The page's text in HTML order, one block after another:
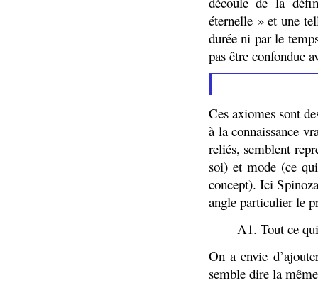
éternelle » et une
durée ni par le
pas être confondue
Ces axiomes sont
à la connaissance
reliés, semblent
soi) et mode (ce
concept). Ici
angle particulier le
A1. Tout ce
On a envie
semble dire la